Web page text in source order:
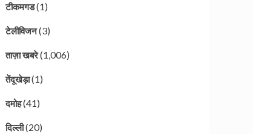
टीकमगड(1)
टेलीविजन(3)
ताज़ा खबरे(1,006)
तेंदूखेड़ा(1)
दमोह(41)
दिल्ली(20)